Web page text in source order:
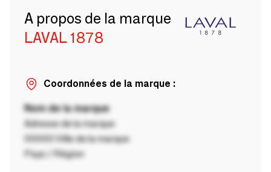
A propos de la marque
LAVAL 1878
Coordonnées de la marque :
Nom de la marque
Adresse de la marque
00000 Ville de la marque
Pays / Région